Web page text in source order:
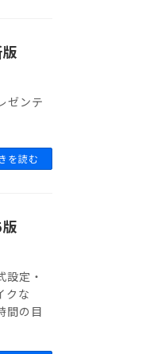
ゼンテ
を読む
定・
クな
間の目